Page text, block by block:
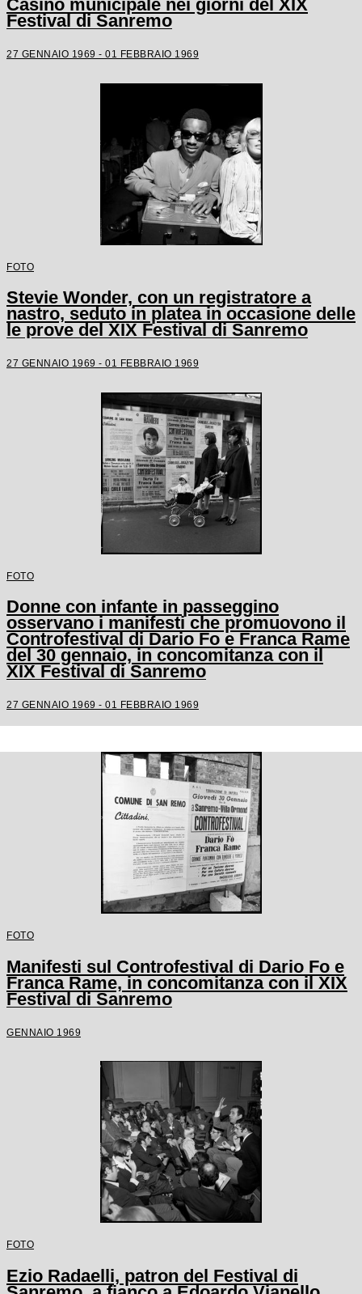
Casinò municipale nei giorni del XIX
Festival di Sanremo
27 GENNAIO 1969 - 01 FEBBRAIO 1969
FOTO
Stevie Wonder, con un registratore a
nastro, seduto in platea in occasione delle
le prove del XIX Festival di Sanremo
27 GENNAIO 1969 - 01 FEBBRAIO 1969
FOTO
Donne con infante in passeggino
osservano i manifesti che promuovono il
Controfestival di Dario Fo e Franca Rame
del 30 gennaio, in concomitanza con il
XIX Festival di Sanremo
27 GENNAIO 1969 - 01 FEBBRAIO 1969
FOTO
Manifesti sul Controfestival di Dario Fo e
Franca Rame, in concomitanza con il XIX
Festival di Sanremo
GENNAIO 1969
FOTO
Ezio Radaelli, patron del Festival di